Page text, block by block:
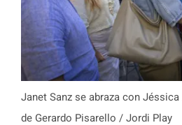
Janet Sanz se abraza con
de Gerardo Pisarello / Jordi Play